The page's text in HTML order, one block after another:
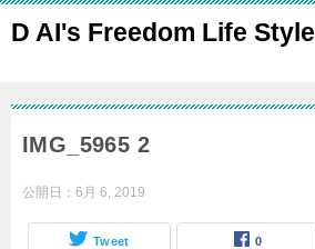
D AI's Freedom Life Style
IMG_5965 2
公開日： 6月 6, 2019
Tweet 0